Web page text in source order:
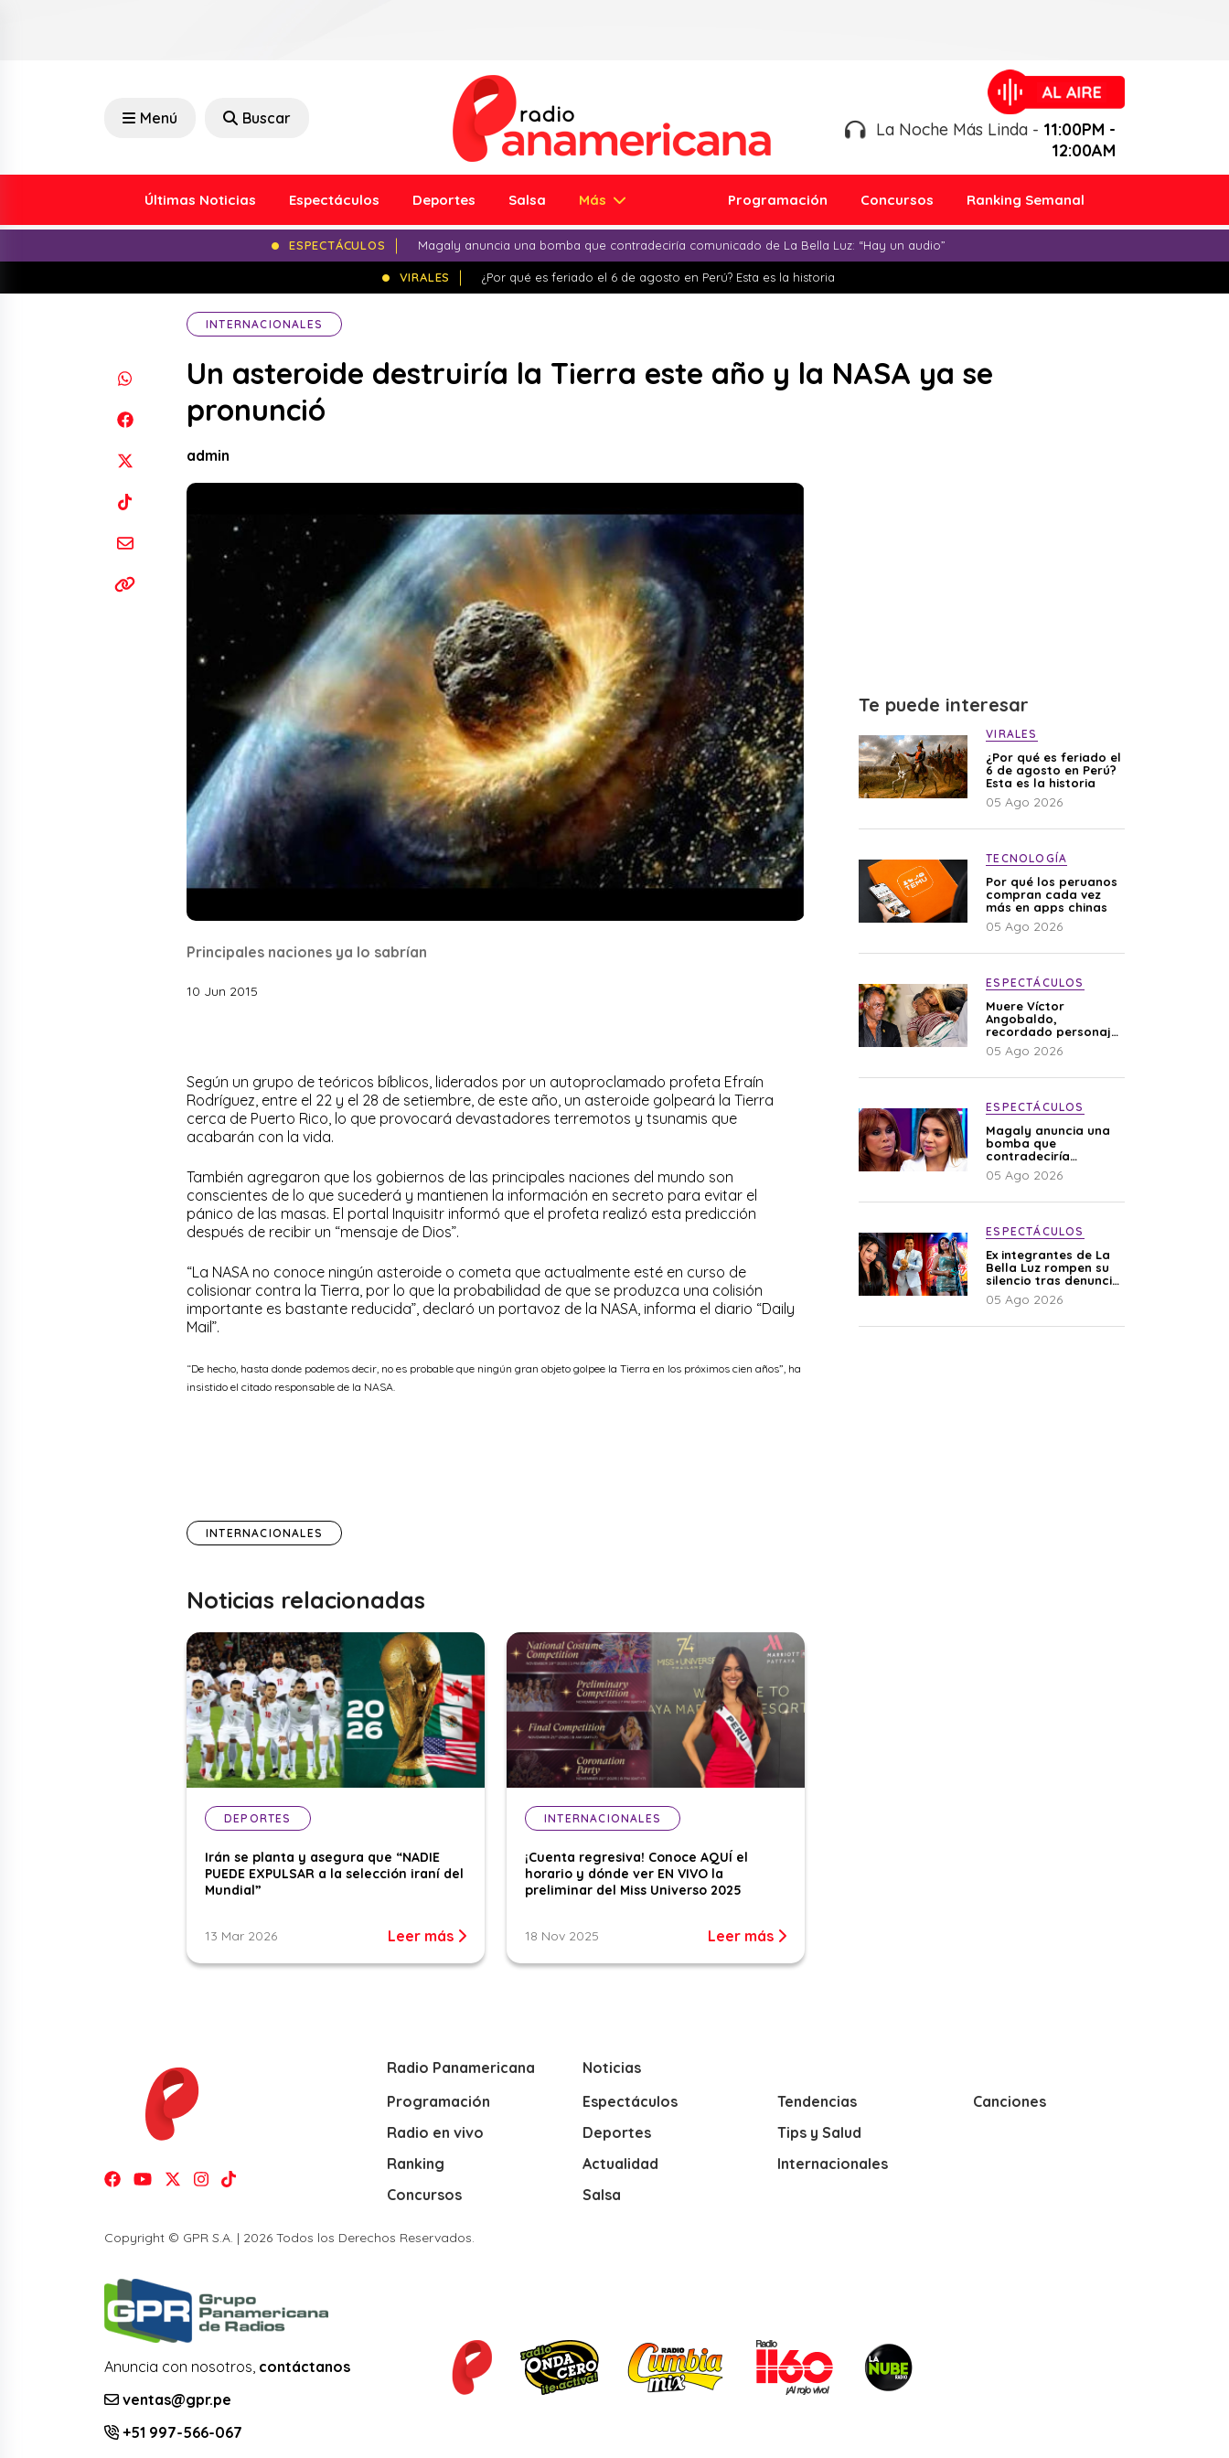
Menú Buscar
La Noche Más Linda - 11:00PM -
12:00AM
Últimas Noticias Espectáculos Deportes Salsa Más Programación Concursos Ranking Semanal
ESPECTÁCULOS Magaly anuncia una bomba que contradeciría comunicado de La Bella Luz: “Hay un audio”
VIRALES ¿Por qué es feriado el 6 de agosto en Perú? Esta es la historia
INTERNACIONALES
Un asteroide destruiría la Tierra este año y la NASA ya se
pronunció
admin
Principales naciones ya lo sabrían
10 Jun 2015
Según un grupo de teóricos bíblicos, liderados por un autoproclamado profeta Efraín
Rodríguez, entre el 22 y el 28 de setiembre, de este año, un asteroide golpeará la Tierra
cerca de Puerto Rico, lo que provocará devastadores terremotos y tsunamis que
acabarán con la vida.
También agregaron que los gobiernos de las principales naciones del mundo son
conscientes de lo que sucederá y mantienen la información en secreto para evitar el
pánico de las masas. El portal Inquisitr informó que el profeta realizó esta predicción
después de recibir un “mensaje de Dios”.
“La NASA no conoce ningún asteroide o cometa que actualmente esté en curso de
colisionar contra la Tierra, por lo que la probabilidad de que se produzca una colisión
importante es bastante reducida”, declaró un portavoz de la NASA, informa el diario “Daily
Mail”.
“De hecho, hasta donde podemos decir, no es probable que ningún gran objeto golpee la Tierra en los próximos cien años”, ha
insistido el citado responsable de la NASA.
INTERNACIONALES
Noticias relacionadas
DEPORTES
Irán se planta y asegura que “NADIE
PUEDE EXPULSAR a la selección iraní del
Mundial”
13 Mar 2026 Leer más
INTERNACIONALES
¡Cuenta regresiva! Conoce AQUÍ el
horario y dónde ver EN VIVO la
preliminar del Miss Universo 2025
18 Nov 2025 Leer más
Te puede interesar
VIRALES
¿Por qué es feriado el
6 de agosto en Perú?
Esta es la historia
05 Ago 2026
TECNOLOGÍA
Por qué los peruanos
compran cada vez
más en apps chinas
05 Ago 2026
ESPECTÁCULOS
Muere Víctor
Angobaldo,
recordado personaje
de la farándula y
expareja de Shirley
05 Ago 2026
ESPECTÁCULOS
Magaly anuncia una
bomba que
contradeciría
comunicado de La
Bella Luz: “Hay un
05 Ago 2026
ESPECTÁCULOS
Ex integrantes de La
Bella Luz rompen su
silencio tras denuncia
de Naldy: “Todo el
mundo lo sabía”
05 Ago 2026
Radio Panamericana
Programación
Radio en vivo
Ranking
Concursos
Noticias
Espectáculos
Deportes
Actualidad
Salsa
Tendencias
Tips y Salud
Internacionales
Canciones
Copyright © GPR S.A. | 2026 Todos los Derechos Reservados.
Anuncia con nosotros, contáctanos
ventas@gpr.pe
+51 997-566-067